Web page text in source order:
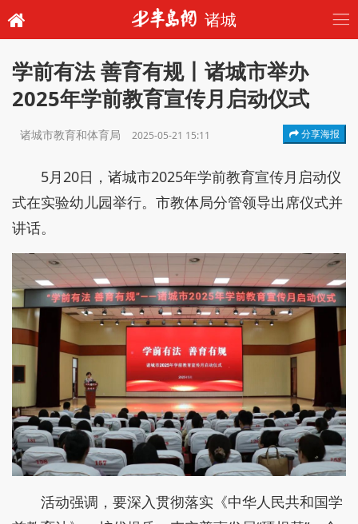
诸城
学前有法 善育有规丨诸城市举办
2025年学前教育宣传月启动仪式
诸城市教育和体育局 2025-05-21 15:11 分享海报
5月20日，诸城市2025年学前教育宣传月启动仪
式在实验幼儿园举行。市教体局分管领导出席仪式并
讲话。
活动强调，要深入贯彻落实《中华人民共和国学